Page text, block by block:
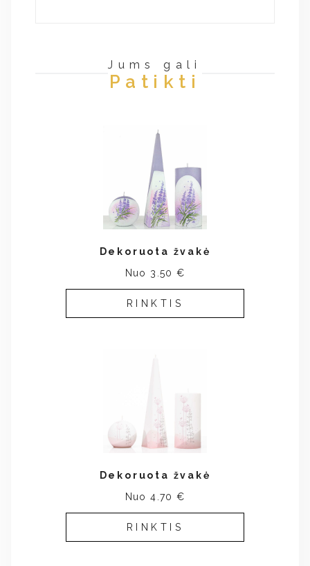
Jums gali
Patikti
Dekoruota žvakė
Nuo 3.50 €
RINKTIS
Dekoruota žvakė
Nuo 4.70 €
RINKTIS